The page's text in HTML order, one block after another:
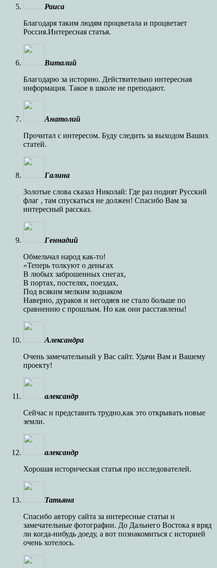
Раиса
Благодаря таким людям процветала и процветает
Россия.Интересная статья.
Виталий
Благодарю за историю. Действительно интересная
информация. Такое в школе не преподают.
Анатолий
Прочитал с интересом. Буду следить за выходом Ваших
статей.
Галина
Золотые слова сказал Николай: Где раз поднят Русский
флаг , там спускаться не должен! Спасибо Вам за
интересный рассказ.
Геннадий
Обмельчал народ как-то!
«Теперь толкуют о деньгах
В любых заброшенных снегах,
В портах, постелях, поездах,
Под всяким мелким зодиаком
Наверно, дураков и негодяев не стало больше по
сравнению с прошлым. Но как они расставлены!
Александра
Очень замечательный у Вас сайт. Удачи Вам и Вашему
проекту!
александр
Сейчас и представить трудно,как это открывать новые
земли.
александр
Хорошая историческая статья про исследователей.
Татьяна
Спасибо автору сайта за интересные статьи и
замечательные фотографии. До Дальнего Востока я вряд
ли когда-нибудь доеду, а вот познакомиться с историей
очень хотелось.